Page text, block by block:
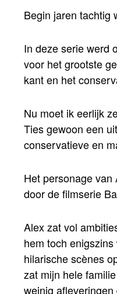
Begin jaren tachtig
In deze serie werd
voor het grootste
kant en het
Nu moet ik eerlijk
Ties gewoon een
conservatieve en
Het personage
door de filmserie
Alex zat vol
hem toch
hilarische scènes
zat mijn hele
weinig